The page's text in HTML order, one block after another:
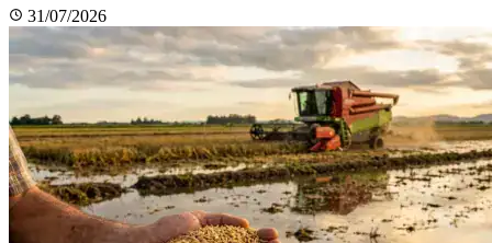
31/07/2026